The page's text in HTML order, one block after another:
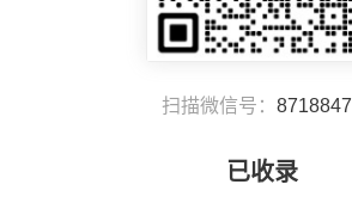
扫描微信号： 8718847
已收录